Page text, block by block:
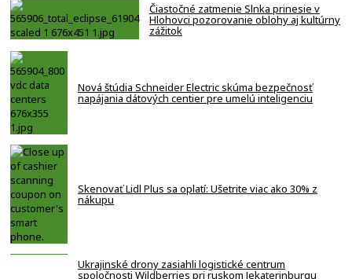
Čiastočné zatmenie Slnka prinesie v
Hlohovci pozorovanie oblohy aj kultúrny
zážitok
Nová štúdia Schneider Electric skúma bezpečnosť
napájania dátových centier pre umelú inteligenciu
Skenovať Lidl Plus sa oplatí: Ušetrite viac ako 30% z
nákupu
Ukrajinské drony zasiahli logistické centrum
spoločnosti Wildberries pri ruskom Jekaterinburgu